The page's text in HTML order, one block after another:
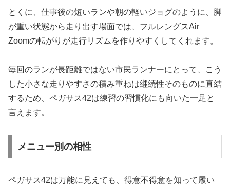
とくに、仕事後の短いランや朝の軽いジョグのように、脚
が重い状態から走り出す場面では、フルレングスAir
Zoomの転がりが走行リズムを作りやすくしてくれます。
毎回のランが長距離ではない市民ランナーにとって、こう
した小さな走りやすさの積み重ねは継続性そのものに直結
するため、ペガサス42は練習の習慣化にも向いた一足と
言えます。
メニュー別の相性
ペガサス42は万能に見えても、得意不得意を知って履い